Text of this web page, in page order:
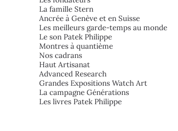
La famille Stern
Ancrée à Genève et en Suisse
Les meilleurs garde-temps au monde
Le son Patek Philippe
Montres à quantième
Nos cadrans
Haut Artisanat
Advanced Research
Grandes Expositions Watch Art
La campagne Générations
Les livres Patek Philippe